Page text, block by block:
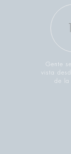
Gente
vista
de la